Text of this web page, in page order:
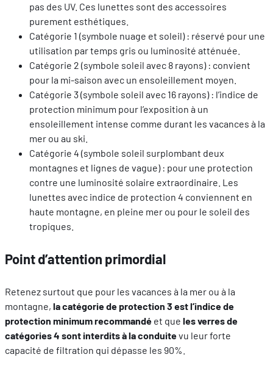
pas des UV. Ces lunettes sont des accessoires
purement esthétiques.
Catégorie 1 (symbole nuage et soleil) : réservé pour une
utilisation par temps gris ou luminosité atténuée.
Catégorie 2 (symbole soleil avec 8 rayons) : convient
pour la mi-saison avec un ensoleillement moyen.
Catégorie 3 (symbole soleil avec 16 rayons) : l’indice de
protection minimum pour l’exposition à un
ensoleillement intense comme durant les vacances à la
mer ou au ski.
Catégorie 4 (symbole soleil surplombant deux
montagnes et lignes de vague) : pour une protection
contre une luminosité solaire extraordinaire. Les
lunettes avec indice de protection 4 conviennent en
haute montagne, en pleine mer ou pour le soleil des
tropiques.
Point d’attention primordial
Retenez surtout que pour les vacances à la mer ou à la
montagne, la catégorie de protection 3 est l’indice de
protection minimum recommandé et que les verres de
catégories 4 sont interdits à la conduitevu leur forte
capacité de filtration qui dépasse les 90%.